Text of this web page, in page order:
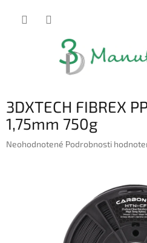
3DXTECH FIBREX
1,75mm 750g
Priemerné
Neohodnotené Podrobnosti